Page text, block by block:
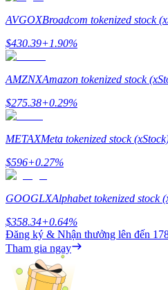
Giới thiệu
Mời một người bạn để nhận
BTC Welcome Rewards
BTC Welcome Rewards
AVGOXBroadcom tokenized stock
$430.39+1.90%
AMZNXAmazon tokenized stock
$275.38+0.29%
METAXMeta tokenized stock
$596+0.27%
GOOGLXAlphabet tokenized stock
$358.34+0.64%
Đăng ký & Nhận thưởng lên đến
Tham gia ngay